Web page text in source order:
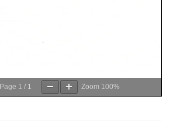
Page 1 / 1 Zoom 100%